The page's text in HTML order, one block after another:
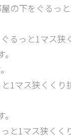
の下をぐるっと
るっと1マス狭
1マス狭くくり
と1マス狭くく